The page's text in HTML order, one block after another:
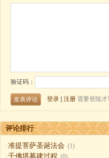
评论排行
·准提菩萨圣诞法会 (1)
·千佛塔募建过程 (0)